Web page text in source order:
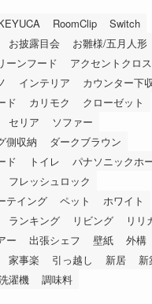
RoomClip
Switch
お披露目会
お雛様/五月人形
ーンフード
アクセントクロス
インテリア
カウンター下
ド
カリモク
クローゼット
セリア
ソファー
側収納
ダークブラウン
ド
トイレ
パナソニックホ
フレッシュロック
テイング
ペット
ホワイト
ランキング リビング
リリ
ー
出張シェフ 壁紙
外構
家事楽 引っ越し 新居 新
濯機 調味料